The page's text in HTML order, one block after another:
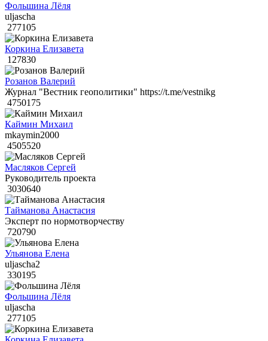
Фольшина Лёля
uljascha
277105
Коркина Елизавета
127830
Розанов Валерий
Журнал "Вестник геополитики" https://t.me/vestnikg
4750175
Каймин Михаил
mkaymin2000
4505520
Масляков Сергей
Руководитель проекта
3030640
Тайманова Анастасия
Эксперт по нормотворчеству
720790
Ульянова Елена
uljascha2
330195
Фольшина Лёля
uljascha
277105